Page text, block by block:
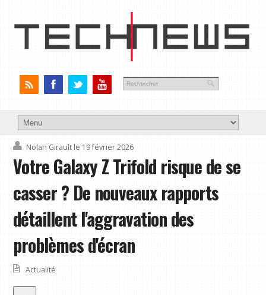
Nolan Girault le 19 février 2026
Votre Galaxy Z Trifold risque de se
casser ? De nouveaux rapports
détaillent l'aggravation des
problèmes d'écran
Actualité